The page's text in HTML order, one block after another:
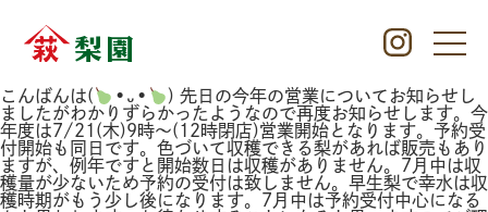
こんばんは( •᎑•
) 先日の今年の営業についてお知らせし
ましたがわかりずらかったようなので再度お知らせします。今
年度は7/21(木)9時～(12時閉店)営業開始となります。予約受
付開始も同日です。色づいて収穫できる梨があれば販売もあり
ますが、例年ですと開始数日は収穫がありません。7月中は収
穫量が少ないため予約の受付は致しません。早生梨で幸水は収
穫時期がもう少し後になります。7月中は予約受付中心になる